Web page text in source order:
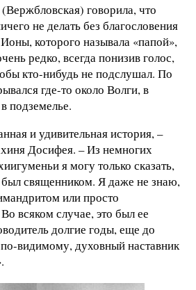
говорила, что
не делать без благословения
которого называла «папой»,
редко, всегда понизив голос,
кто-нибудь не подслушал. По
где-то около Волги, в
подземелье.
и удивительная история, –
Досифея. – Из немногих
я могу только сказать,
священником. Я даже не знаю,
или просто
всяком случае, это был ее
долгие годы, еще до
видимому, духовный наставник